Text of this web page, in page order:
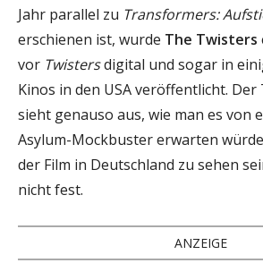
Jahr parallel zu Transformers:
erschienen ist, wurde The Twisters
vor Twistersdigital und sogar in
Kinos in den USA veröffentlicht.
sieht genauso aus, wie man es von
Asylum-Mockbuster erwarten
der Film in Deutschland zu sehen
nicht fest.
ANZEIGE